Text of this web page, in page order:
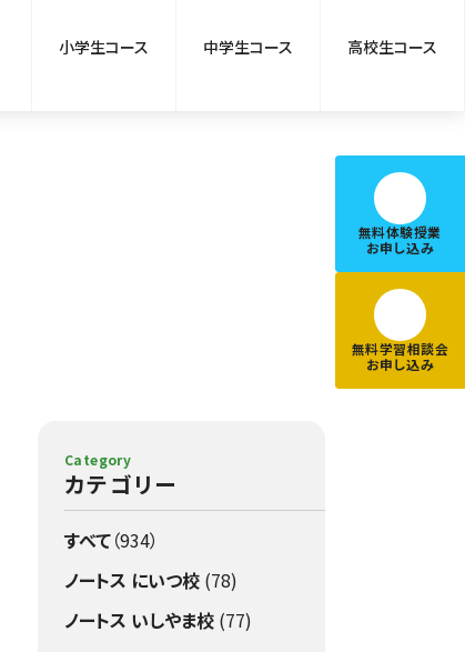
小学生コース 中学生コース 高校生コース
無料体験授業
お申し込み
無料学習相談会
お申し込み
Category
カテゴリー
すべて（934）
ノートス にいつ校(78)
ノートス いしやま校(77)